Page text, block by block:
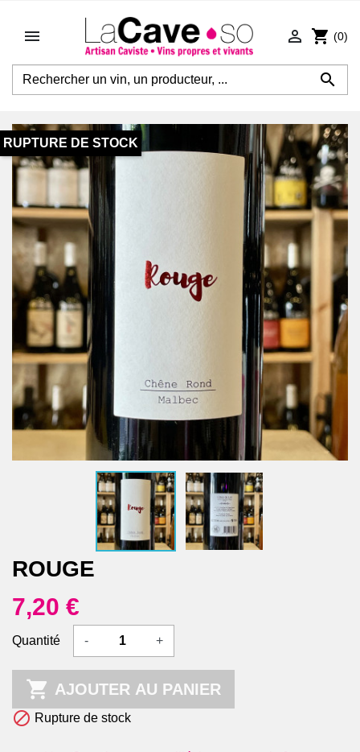


 shopping_cart (0)
RUPTURE DE STOCK
ROUGE
7,20 €
Quantité - +
 AJOUTER AU PANIER
 Rupture de stock